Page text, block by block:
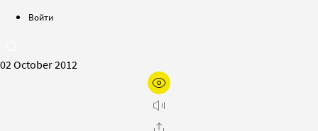
Войти
02 October 2012